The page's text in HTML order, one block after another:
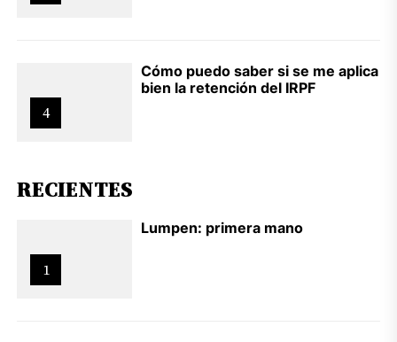
4
Cómo puedo saber si se me aplica
bien la retención del IRPF
RECIENTES
1
Lumpen: primera mano